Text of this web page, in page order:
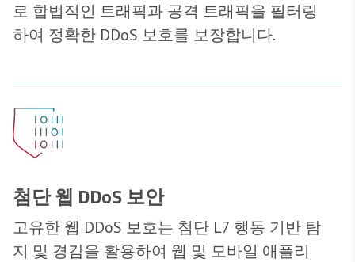
로 합법적인 트래픽과 공격 트래픽을 필터링
하여 정확한 DDoS 보호를 보장합니다.
첨단 웹 DDoS 보안
고유한 웹 DDoS 보호는 첨단 L7 행동 기반 탐
지 및 경감을 활용하여 웹 및 모바일 애플리